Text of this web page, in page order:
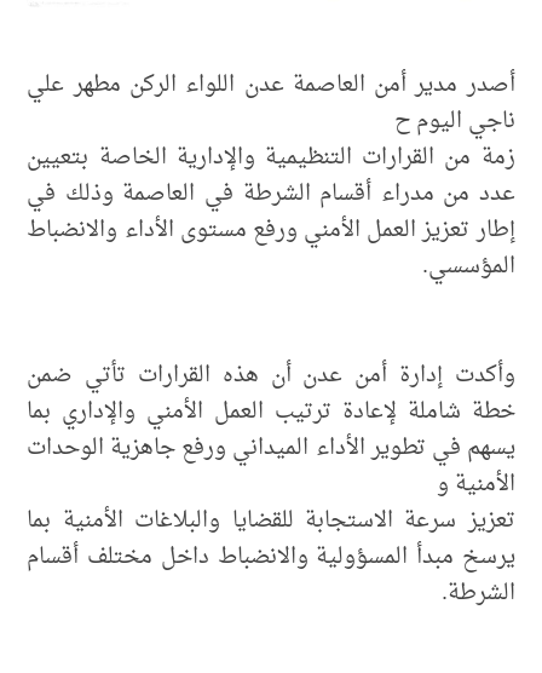
أصدر مدير أمن العاصمة عدن اللواء الركن مطهر علي
ناجي اليوم ح
زمة من القرارات التنظيمية والإدارية الخاصة بتعيين
عدد من مدراء أقسام الشرطة في العاصمة وذلك في
إطار تعزيز العمل الأمني ورفع مستوى الأداء والانضباط
المؤسسي.
وأكدت إدارة أمن عدن أن هذه القرارات تأتي ضمن
خطة شاملة لإعادة ترتيب العمل الأمني والإداري بما
يسهم في تطوير الأداء الميداني ورفع جاهزية الوحدات
الأمنية و
تعزيز سرعة الاستجابة للقضايا والبلاغات الأمنية بما
يرسخ مبدأ المسؤولية والانضباط داخل مختلف أقسام
الشرطة.